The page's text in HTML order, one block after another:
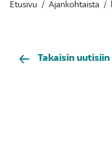
Etusivu / Ajankohtaista /
Takaisin uutisiin